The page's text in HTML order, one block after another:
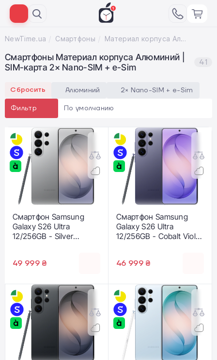
NewTime.ua Смартфоны Материал корпуса Алюминий; SIM-карта 2× Nano-SIM + e-Sim
Смартфоны Материал корпуса Алюминий |
SIM-карта 2× Nano-SIM + e-Sim
41
Сбросить Алюминий 2× Nano-SIM + e-Sim
Фильтр По умолчанию
Смартфон Samsung
Galaxy S26 Ultra
12/256GB - Silver
49 999 ₴
Смартфон Samsung
Galaxy S26 Ultra
12/256GB - Cobalt Violet
46 999 ₴